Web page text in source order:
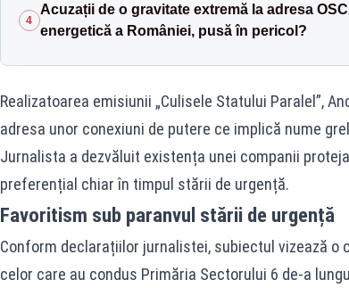
4
Acuzații de o gravitate extremă la adresa
energetică a României, pusă în pericol?
Realizatoarea emisiunii „Culisele Statului Paralel”,
adresa unor conexiuni de putere ce implică nume
Jurnalista a dezvăluit existența unei companii
preferențial chiar în timpul stării de urgență.
Favoritism sub paranvul stării de urgență
Conform declarațiilor jurnalistei, subiectul vizează o
celor care au condus Primăria Sectorului 6 de-a